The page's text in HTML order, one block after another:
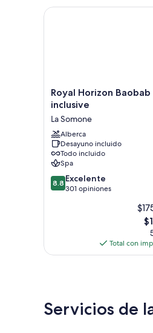
Royal
Horizon
-
All
inclusive
La
Somone
Royal Horizon Baobab
inclusive
La Somone
Alberca
Desayuno incluido
Todo incluido
Spa
8.8
de
8.8 Excelente
301 opiniones
El
es
Total con
Royal Horizon Baobab -
Servicios de